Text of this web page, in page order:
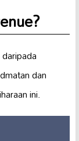
dan
ini.